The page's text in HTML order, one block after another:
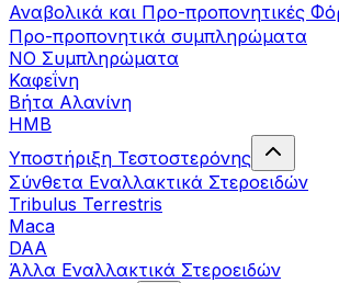
Αναβολικά και Προ-προπονητικές
Προ-προπονητικά συμπληρώματα
ΝΟ Συμπληρώματα
Καφεΐνη
Βήτα Αλανίνη
HMB
Υποστήριξη Τεστοστερόνης
Σύνθετα Εναλλακτικά Στεροειδών
Tribulus Terrestris
Maca
DAA
Άλλα Εναλλακτικά Στεροειδών